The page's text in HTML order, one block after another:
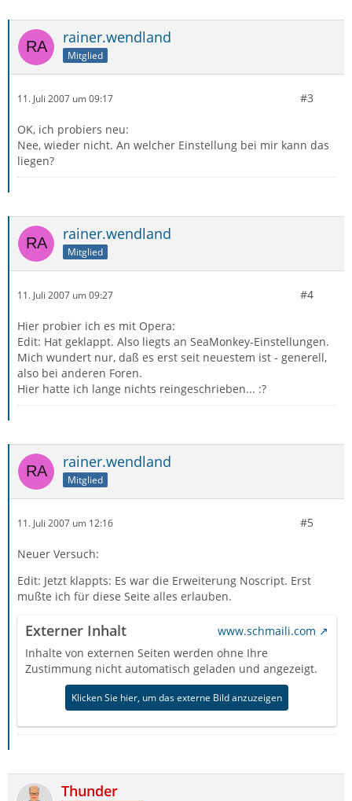
rainer.wendland
Mitglied
11. Juli 2007 um 09:17 #3
OK, ich probiers neu:
Nee, wieder nicht. An welcher Einstellung bei mir kann das
liegen?
rainer.wendland
Mitglied
11. Juli 2007 um 09:27 #4
Hier probier ich es mit Opera:
Edit: Hat geklappt. Also liegts an SeaMonkey-Einstellungen.
Mich wundert nur, daß es erst seit neuestem ist - generell,
also bei anderen Foren.
Hier hatte ich lange nichts reingeschrieben... :?
rainer.wendland
Mitglied
11. Juli 2007 um 12:16 #5
Neuer Versuch:
Edit: Jetzt klappts: Es war die Erweiterung Noscript. Erst
mußte ich für diese Seite alles erlauben.
Externer Inhalt
www.schmaili.com
Inhalte von externen Seiten werden ohne Ihre
Zustimmung nicht automatisch geladen und angezeigt.
Klicken Sie hier, um das externe Bild anzuzeigen
Thunder